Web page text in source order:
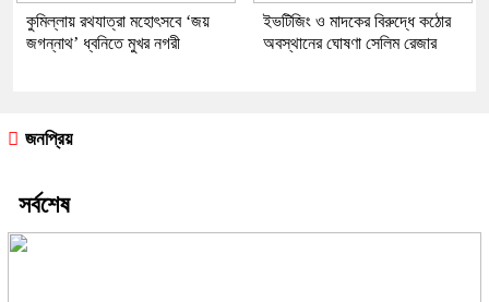
কুমিল্লায় রথযাত্রা মহোৎসবে ‘জয়
জগন্নাথ’ ধ্বনিতে মুখর নগরী
ইভটিজিং ও মাদকের বিরুদ্ধে কঠোর
অবস্থানের ঘোষণা সেলিম রেজার
জনপ্রিয়
সর্বশেষ